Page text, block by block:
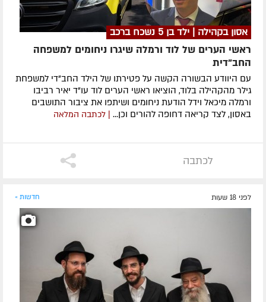
אסון בקהילה | ילד בן 5 נשכח ברכב
ראשי הערים של לוד ורמלה שיגרו ניחומים למשפחה
החב"דית
עם היוודע הבשורה הקשה על פטירתו של הילד החב"די למשפחת
גילר מהקהילה בלוד, הוציאו ראשי הערים לוד עו"ד יאיר רביבו
ורמלה מיכאל וידל הודעת ניחומים ושיתפו את ציבור התושבים
באסון, לצד קריאה דחופה להורים וכן... | לכתבה המלאה
לכתבה
לפני 18 שעות חדשות »